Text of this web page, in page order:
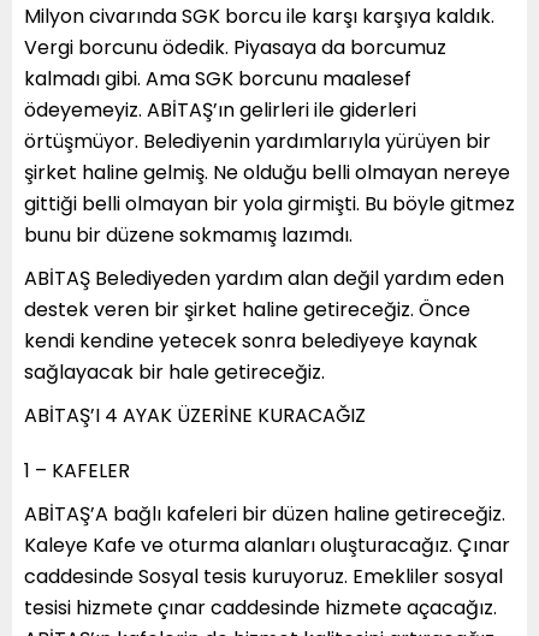
Milyon civarında SGK borcu ile karşı karşıya kaldık.
Vergi borcunu ödedik. Piyasaya da borcumuz
kalmadı gibi. Ama SGK borcunu maalesef
ödeyemeyiz. ABİTAŞ’ın gelirleri ile giderleri
örtüşmüyor. Belediyenin yardımlarıyla yürüyen bir
şirket haline gelmiş. Ne olduğu belli olmayan nereye
gittiği belli olmayan bir yola girmişti. Bu böyle gitmez
bunu bir düzene sokmamış lazımdı.
ABİTAŞ Belediyeden yardım alan değil yardım eden
destek veren bir şirket haline getireceğiz. Önce
kendi kendine yetecek sonra belediyeye kaynak
sağlayacak bir hale getireceğiz.
ABİTAŞ’I 4 AYAK ÜZERİNE KURACAĞIZ
1 – KAFELER
ABİTAŞ’A bağlı kafeleri bir düzen haline getireceğiz.
Kaleye Kafe ve oturma alanları oluşturacağız. Çınar
caddesinde Sosyal tesis kuruyoruz. Emekliler sosyal
tesisi hizmete çınar caddesinde hizmete açacağız.